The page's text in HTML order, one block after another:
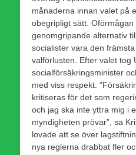
månaderna innan valet på
obegripligt sätt.
genomgripande alternativ
socialister vara den
valförlusten. Efter valet tog
socialförsäkringsminister
med viss respekt.
kritiseras för det som
och jag ska inte yttra mig i
myndigheten prövar”, sa
lovade att se över
nya reglerna drabbat fler